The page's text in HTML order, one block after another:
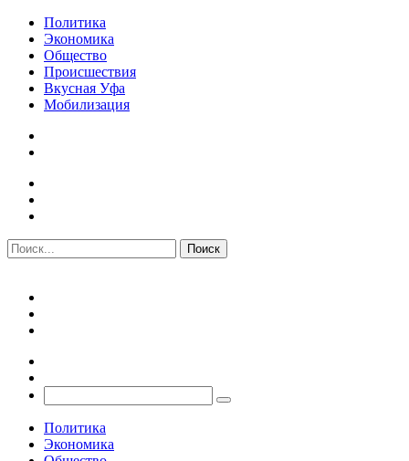
Политика
Экономика
Общество
Происшествия
Вкусная Уфа
Мобилизация
Политика
Экономика